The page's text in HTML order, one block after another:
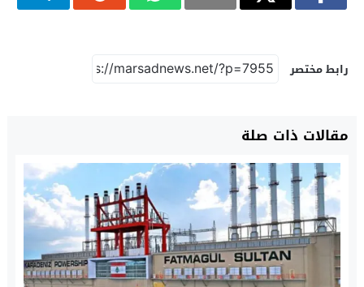
رابط مختصر
مقالات ذات صلة